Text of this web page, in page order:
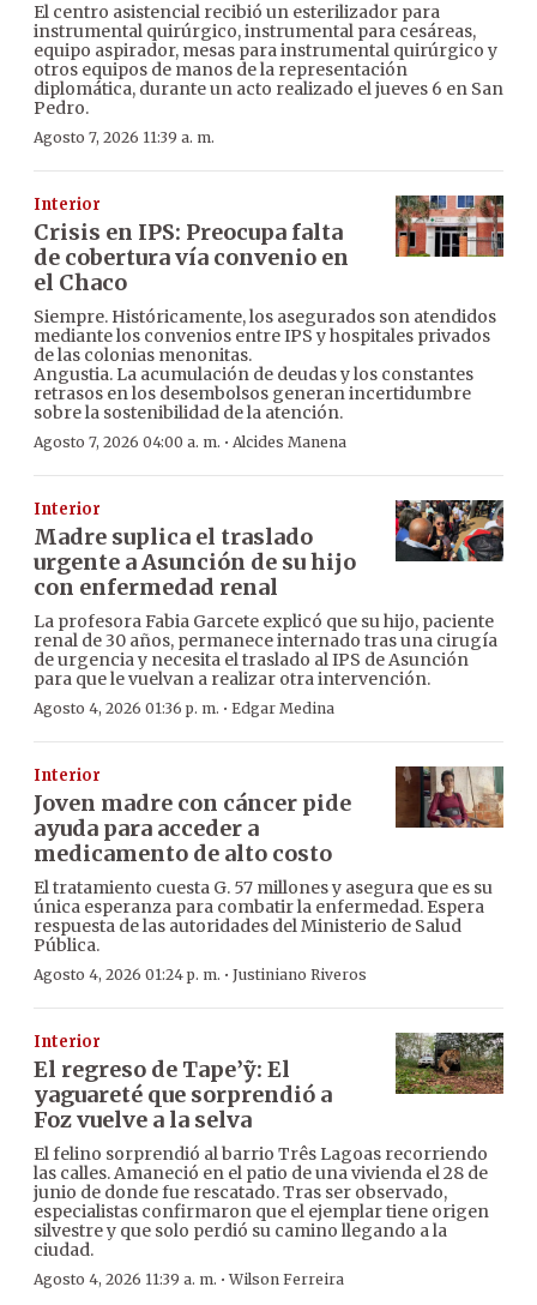
El centro asistencial recibió un esterilizador para
instrumental quirúrgico, instrumental para cesáreas,
equipo aspirador, mesas para instrumental quirúrgico y
otros equipos de manos de la representación
diplomática, durante un acto realizado el jueves 6 en San
Pedro.
Agosto 7, 2026 11:39 a. m.
Interior
Crisis en IPS: Preocupa falta
de cobertura vía convenio en
el Chaco
Siempre. Históricamente, los asegurados son atendidos
mediante los convenios entre IPS y hospitales privados
de las colonias menonitas.
Angustia. La acumulación de deudas y los constantes
retrasos en los desembolsos generan incertidumbre
sobre la sostenibilidad de la atención.
Agosto 7, 2026 04:00 a. m. · Alcides Manena
Interior
Madre suplica el traslado
urgente a Asunción de su hijo
con enfermedad renal
La profesora Fabia Garcete explicó que su hijo, paciente
renal de 30 años, permanece internado tras una cirugía
de urgencia y necesita el traslado al IPS de Asunción
para que le vuelvan a realizar otra intervención.
Agosto 4, 2026 01:36 p. m. · Edgar Medina
Interior
Joven madre con cáncer pide
ayuda para acceder a
medicamento de alto costo
El tratamiento cuesta G. 57 millones y asegura que es su
única esperanza para combatir la enfermedad. Espera
respuesta de las autoridades del Ministerio de Salud
Pública.
Agosto 4, 2026 01:24 p. m. · Justiniano Riveros
Interior
El regreso de Tape’ỹ: El
yaguareté que sorprendió a
Foz vuelve a la selva
El felino sorprendió al barrio Três Lagoas recorriendo
las calles. Amaneció en el patio de una vivienda el 28 de
junio de donde fue rescatado. Tras ser observado,
especialistas confirmaron que el ejemplar tiene origen
silvestre y que solo perdió su camino llegando a la
ciudad.
Agosto 4, 2026 11:39 a. m. ·Wilson Ferreira